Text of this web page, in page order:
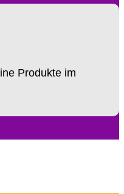
Produkte im